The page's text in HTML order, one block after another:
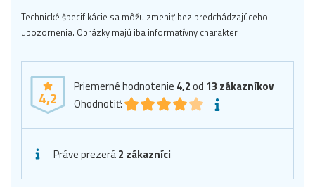
Technické špecifikácie sa môžu zmeniť bez predchádzajúceho
upozornenia. Obrázky majú iba informatívny charakter.
4,2
Priemerné hodnotenie 4,2od 13 zákazníkov
Ohodnotiť:
Práve prezerá2 zákazníci